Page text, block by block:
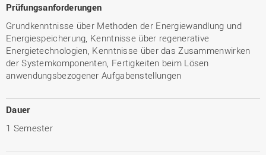
Prüfungsanforderungen
Grundkenntnisse über Methoden der Energiewandlung und
Energiespeicherung, Kenntnisse über regenerative
Energietechnologien, Kenntnisse über das Zusammenwirken
der Systemkomponenten, Fertigkeiten beim Lösen
anwendungsbezogener Aufgabenstellungen
Dauer
1 Semester